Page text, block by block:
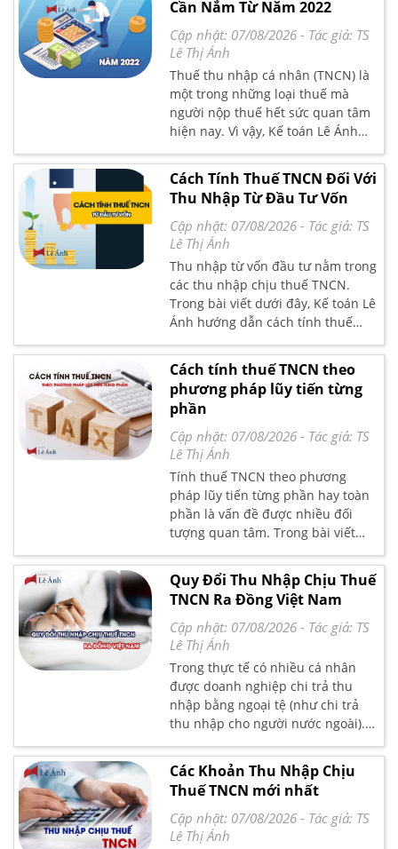
Cần Nắm Từ Năm 2022
Cập nhật: 07/08/2026 - Tác giả: TS
Lê Thị Ánh
Thuế thu nhập cá nhân (TNCN) là
một trong những loại thuế mà
người nộp thuế hết sức quan tâm
hiện nay. Vì vậy, Kế toán Lê Ánh
chia sẻ đến bạn đọc những lưu ý
về thuế TNCN năm 2022
Cách Tính Thuế TNCN Đối Với
Thu Nhập Từ Đầu Tư Vốn
Cập nhật: 07/08/2026 - Tác giả: TS
Lê Thị Ánh
Thu nhập từ vốn đầu tư nằm trong
các thu nhập chịu thuế TNCN.
Trong bài viết dưới đây, Kế toán Lê
Ánh hướng dẫn cách tính thuế
TNCN từ vốn đầu tư chính xác
Cách tính thuế TNCN theo
phương pháp lũy tiến từng
phần
Cập nhật: 07/08/2026 - Tác giả: TS
Lê Thị Ánh
Tính thuế TNCN theo phương
pháp lũy tiến từng phần hay toàn
phần là vấn đề được nhiều đối
tượng quan tâm. Trong bài viết
này Kế toán Lê Ánh hướng dẫn
cách tính thuế TNCN theo phương
pháp lũy tiến từng phần (áp dụng
cho lao động ký hợp đồng dài hạn)
chi tiết và dễ hiểu nhất
Quy Đổi Thu Nhập Chịu Thuế
TNCN Ra Đồng Việt Nam
Cập nhật: 07/08/2026 - Tác giả: TS
Lê Thị Ánh
Trong thực tế có nhiều cá nhân
được doanh nghiệp chi trả thu
nhập bằng ngoại tệ (như chi trả
thu nhập cho người nước ngoài).
Trong trường hợp này, thu nhập
của cá nhân được tính như thế
nào? Thu nhập tính thuế được quy
đổi theo tỷ giá nào?
Các Khoản Thu Nhập Chịu
Thuế TNCN mới nhất
Cập nhật: 07/08/2026 - Tác giả: TS
Lê Thị Ánh